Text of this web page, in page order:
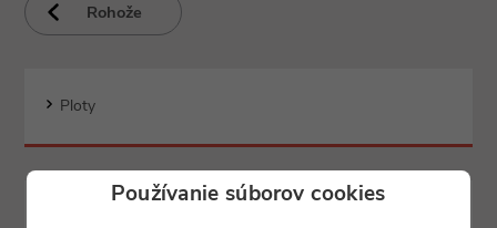
Používanie súborov cookies
Rohože
Ploty